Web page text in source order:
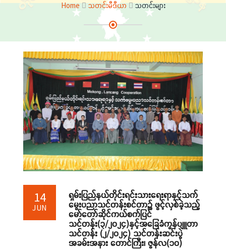
Home သတင်းမီဒီယာ သတင်းများ
14
JUN
ရှမ်းပြည်နယ်တိုင်းရင်းသားရေးရာနှင့်သက်
မွေးပညာသင်တန်းစင်တာ၌ ဖွင့်လှစ်ခဲ့သည့်
မော်တော်ဆိုင်ကယ်စက်ပြင်
သင်တန်း(၃/၂၀၂၄)နှင့်အခြေခံကွန်ပျူတာ
သင်တန်း (၂/၂၀၂၄) သင်တန်းဆင်းပွဲ
အခမ်းအနား တောင်ကြီး၊ ဇွန်လ(၁၀)